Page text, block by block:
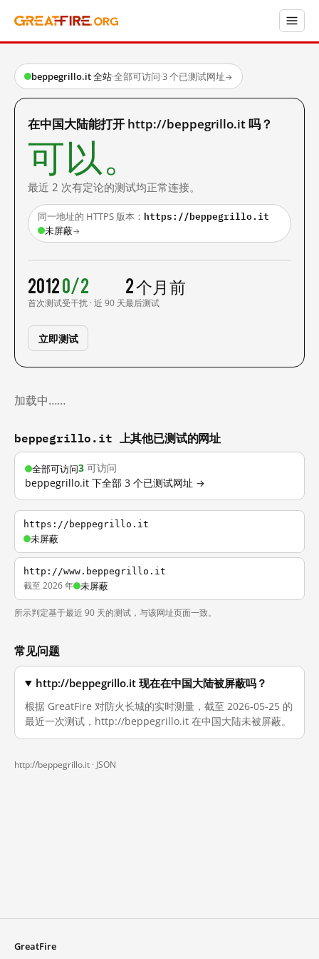
beppegrillo.it 全站·全部可访问·3 个已测试网址→
在中国大陆能打开 http://beppegrillo.it 吗？
可以。
最近 2 次有定论的测试均正常连接。
同一地址的 HTTPS 版本： https://beppegrillo.it
未屏蔽→
2012
首次测试
0/2
受干扰 · 近 90 天
2 个月前
最后测试
立即测试
加载中……
beppegrillo.it 上其他已测试的网址
全部可访问3 可访问
beppegrillo.it 下全部 3 个已测试网址 →
https://beppegrillo.it
未屏蔽
http://www.beppegrillo.it
截至 2026 年 未屏蔽
所示判定基于最近 90 天的测试，与该网址页面一致。
常见问题
http://beppegrillo.it 现在在中国大陆被屏蔽吗？
根据 GreatFire 对防火长城的实时测量，截至 2026-05-25 的
最近一次测试，http://beppegrillo.it 在中国大陆未被屏蔽。
http://beppegrillo.it · JSON
GreatFire